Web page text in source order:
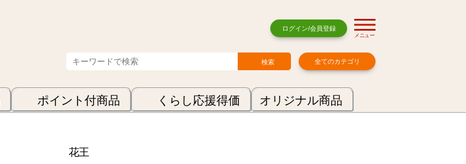
ログイン/会員登録
メニュー
全てのカテゴリ
ポイント付商品 くらし応援得価 オリジナル商品
花王